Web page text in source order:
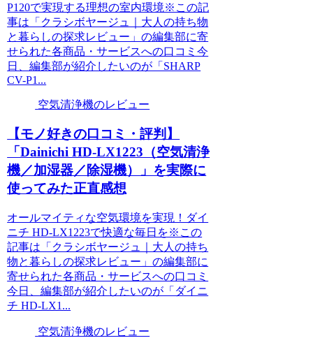
P120で実現する理想の室内環境※この記
事は「クラシボヤージュ｜大人の持ち物
と暮らしの探求レビュー」の編集部に寄
せられた各商品・サービスへの口コミ今
日、編集部が紹介したいのが「SHARP
CV-P1...
空気清浄機のレビュー
【モノ好きの口コミ・評判】
「Dainichi HD-LX1223（空気清浄
機／加湿器／除湿機）」を実際に
使ってみた正直感想
オールマイティな空気環境を実現！ダイ
ニチ HD-LX1223で快適な毎日を※この
記事は「クラシボヤージュ｜大人の持ち
物と暮らしの探求レビュー」の編集部に
寄せられた各商品・サービスへの口コミ
今日、編集部が紹介したいのが「ダイニ
チ HD-LX1...
空気清浄機のレビュー